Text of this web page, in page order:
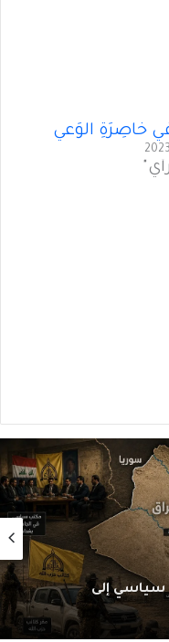
خَاصِرَةِ الوَعي
سياسي إلى